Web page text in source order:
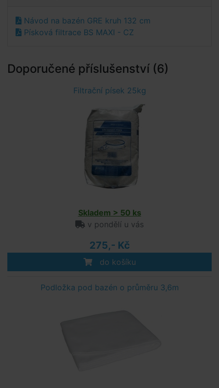
Návod na bazén GRE kruh 132 cm
Písková filtrace BS MAXI - CZ
Doporučené příslušenství (6)
Filtrační písek 25kg
Skladem > 50 ks
v pondělí u vás
275,- Kč
do košíku
Podložka pod bazén o průměru 3,6m